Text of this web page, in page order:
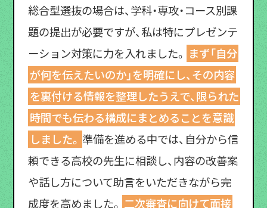
総合型選抜の場合は、学科・専攻・コース別課
題の提出が必要ですが、私は特にプレゼンテ
ーション対策に力を入れました。 まず「自分
が何を伝えたいのか」を明確にし、その内容
を裏付ける情報を整理したうえで、限られた
時間でも伝わる構成にまとめることを意識
しました。 準備を進める中では、自分から信
頼できる高校の先生に相談し、内容の改善案
や話し方について助言をいただきながら完
成度を高めました。 二次審査に向けて面接